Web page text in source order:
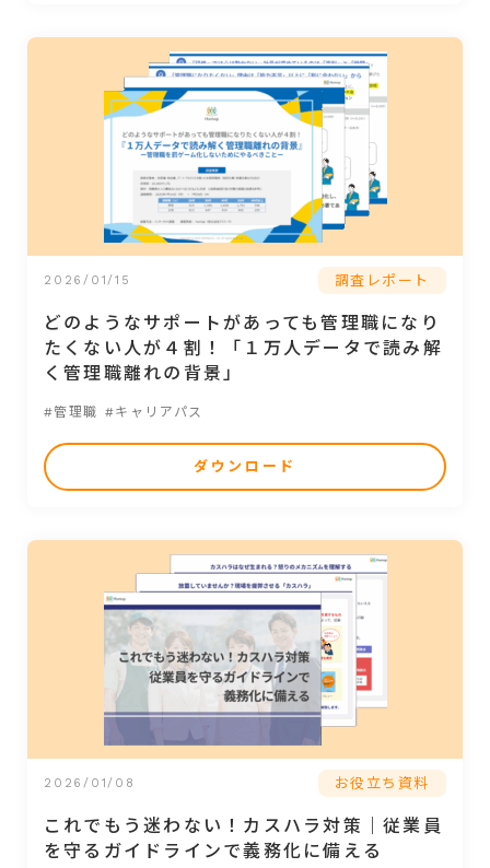
2026/01/15 調査レポート
どのようなサポートがあっても管理職になり
たくない人が４割！「１万人データで読み解
く管理職離れの背景」
#管理職 #キャリアパス
ダウンロード
2026/01/08 お役立ち資料
これでもう迷わない！カスハラ対策｜従業員
を守るガイドラインで義務化に備える